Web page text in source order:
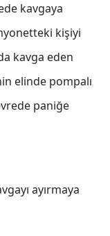
kavgaya
kişiyi
kavga eden
elinde pompalı
paniğe
ayırmaya